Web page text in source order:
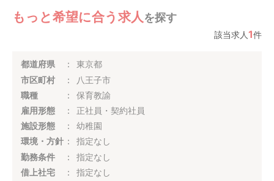
もっと希望に合う求人を探す
該当求人1件
都道府県
東京都
市区町村
八王子市
職種
保育教諭
雇用形態
正社員・契約社員
施設形態
幼稚園
環境・方針
指定なし
勤務条件
指定なし
借上社宅
指定なし